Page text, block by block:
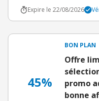
Expire le 22/08/2026
45%
BON PLAN
Offre
promo
bonne